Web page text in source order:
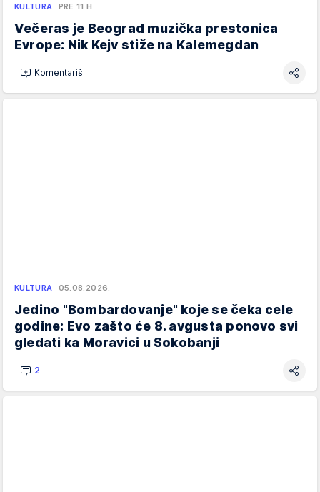
KULTURA PRE 11 H
Večeras je Beograd muzička prestonica
Evrope: Nik Kejv stiže na Kalemegdan
Komentariši
KULTURA 05.08.2026.
Jedino "Bombardovanje" koje se čeka cele
godine: Evo zašto će 8. avgusta ponovo svi
gledati ka Moravici u Sokobanji
2